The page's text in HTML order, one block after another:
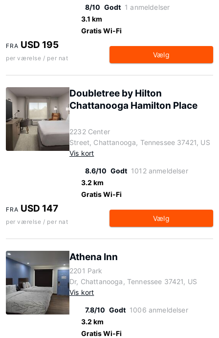
8/10 Godt 1 anmeldelser
3.1 km
Gratis Wi-Fi
FRA USD 195
per værelse / per nat Vælg
Doubletree by Hilton
Chattanooga Hamilton Place
2232 Center
Street, Chattanooga, Tennessee 37421, US
Vis kort
8.6/10 Godt 1012 anmeldelser
3.2 km
Gratis Wi-Fi
FRA USD 147
per værelse / per nat Vælg
Athena Inn
2201 Park
Dr, Chattanooga, Tennessee 37421, US
Vis kort
7.8/10 Godt 1006 anmeldelser
3.2 km
Gratis Wi-Fi